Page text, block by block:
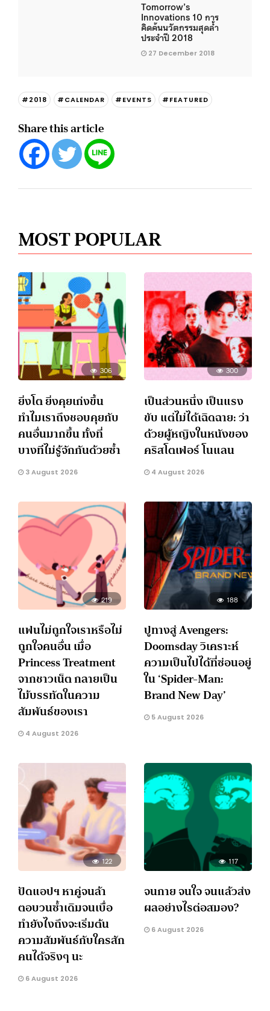
Tomorrow’s
Innovations 10 การ
คิดค้นนวัตกรรมสุดล้ำ
ประจำปี 2018
27 December 2018
#2018 #CALENDAR #EVENTS #FEATURED
Share this article
MOST POPULAR
306
ยิ่งโต ยิ่งคุยเก่งขึ้น
ทำไมเราถึงชอบคุยกับ
คนอื่นมากขึ้น ทั้งที่
บางทีไม่รู้จักกันด้วยซ้ำ
3 August 2026
300
เป็นส่วนหนึ่ง เป็นแรง
ขับ แต่ไม่ได้เฉิดฉาย: ว่า
ด้วยผู้หญิงในหนังของ
คริสโตเฟอร์ โนแลน
4 August 2026
219
แฟนไม่ถูกใจเราหรือไม่
ถูกใจคนอื่น เมื่อ
Princess Treatment
จากชาวเน็ต กลายเป็น
ไม้บรรทัดในความ
สัมพันธ์ของเรา
4 August 2026
188
ปูทางสู่ Avengers:
Doomsday วิเคราะห์
ความเป็นไปได้ที่ซ่อนอยู่
ใน ‘Spider-Man:
Brand New Day’
5 August 2026
122
ปัดแอปฯ หาคู่จนล้า
ตอบวนซ้ำเดิมจนเบื่อ
ทำยังไงถึงจะเริ่มต้น
ความสัมพันธ์กับใครสัก
คนได้จริงๆ นะ
6 August 2026
117
จนกาย จนใจ จนแล้วส่ง
ผลอย่างไรต่อสมอง?
6 August 2026